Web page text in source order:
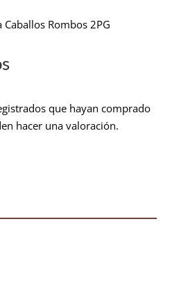
Rombos 2PG
que hayan comprado
hacer una valoración.